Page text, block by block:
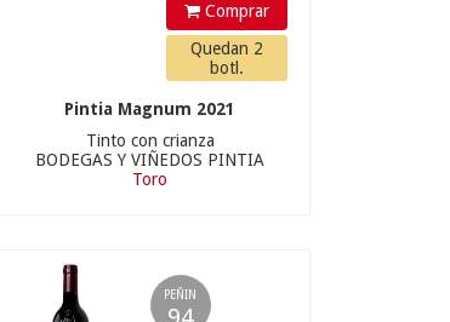
Comprar
Quedan 2
botl.
Pintia Magnum 2021
Tinto con crianza
BODEGAS Y VIÑEDOS PINTIA
Toro
PEÑIN